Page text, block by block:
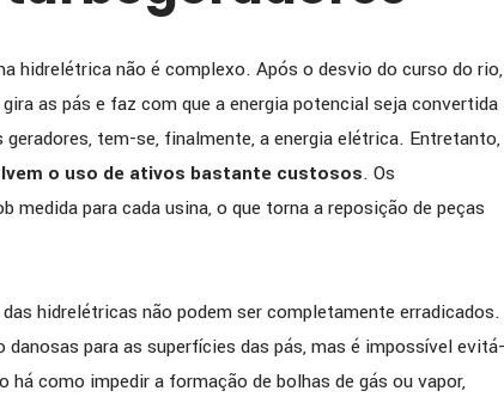
hidrelétrica não é complexo. Após o desvio do curso do rio,
as pás e faz com que a energia potencial seja convertida
tem-se, finalmente, a energia elétrica. Entretanto,
o uso de ativos bastante custosos. Os
medida para cada usina, o que torna a reposição de peças
hidrelétricas não podem ser completamente erradicados.
para as superfícies das pás, mas é impossível evitá-
como impedir a formação de bolhas de gás ou vapor,